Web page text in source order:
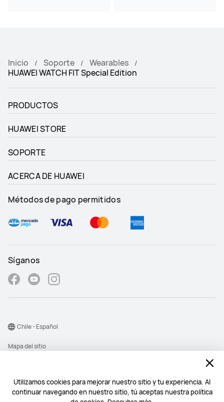
Utilizamos cookies para mejorar nuestro sitio y tu experiencia. Al
continuar navegando en nuestro sitio, tú aceptas nuestra política
Inicio Soporte
Wearables
HUAWEI WATCH FIT Special Edition
PRODUCTOS
HUAWEI STORE
SOPORTE
ACERCA DE HUAWEI
Métodos de pago permitidos
Síganos
Mapa del sitio
Declaración de privacidad
Chile - Español